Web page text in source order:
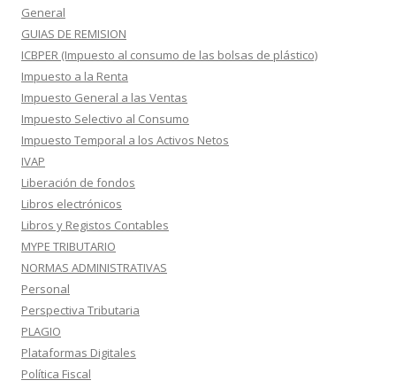
General
GUIAS DE REMISION
ICBPER (Impuesto al consumo de las bolsas de plástico)
Impuesto a la Renta
Impuesto General a las Ventas
Impuesto Selectivo al Consumo
Impuesto Temporal a los Activos Netos
IVAP
Liberación de fondos
Libros electrónicos
Libros y Registos Contables
MYPE TRIBUTARIO
NORMAS ADMINISTRATIVAS
Personal
Perspectiva Tributaria
PLAGIO
Plataformas Digitales
Política Fiscal